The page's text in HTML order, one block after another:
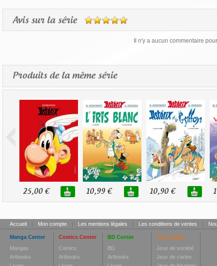
Avis sur la série
Il n'y a aucun commentaire
Produits de la même série
25,00 € 10,99 € 10,90 €
Accueil | Mon compte | Les mentions légales | Les conditions de ventes |
Manga Center
Mangas
Artbooks
Comics Center
Comics
Artbooks
BD Center
BD
Artbooks
Toy Center
Jeux de société
Jeux de cartes